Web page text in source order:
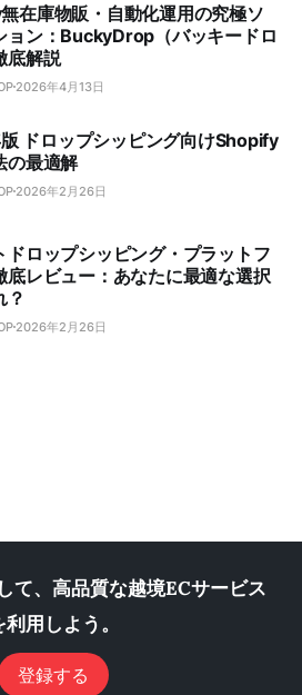
在庫物販・自動化運用の究極ソ
ョン：BuckyDrop（バッキードロ
底解説
2026年4月13日
ドロップシッピング向けShopify
の最適解
2026年2月26日
ドロップシッピング・プラットフ
底レビュー：あなたに最適な選択
？
2026年2月26日
て、高品質な越境ECサービス
利用しよう。
登録する